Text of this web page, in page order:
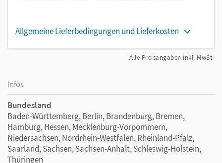
Allgemeine Lieferbedingungen und Lieferkosten
Alle Preisangaben inkl. MwSt.
Infos
Bundesland
Baden-Württemberg, Berlin, Brandenburg, Bremen,
Hamburg, Hessen, Mecklenburg-Vorpommern,
Niedersachsen, Nordrhein-Westfalen, Rheinland-Pfalz,
Saarland, Sachsen, Sachsen-Anhalt, Schleswig-Holstein,
Thüringen